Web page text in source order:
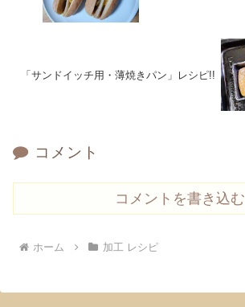
「サンドイッチ用・薄焼きパン」レシピ!!
コメント
コメントを書き込む
ホーム 加工 レシピ